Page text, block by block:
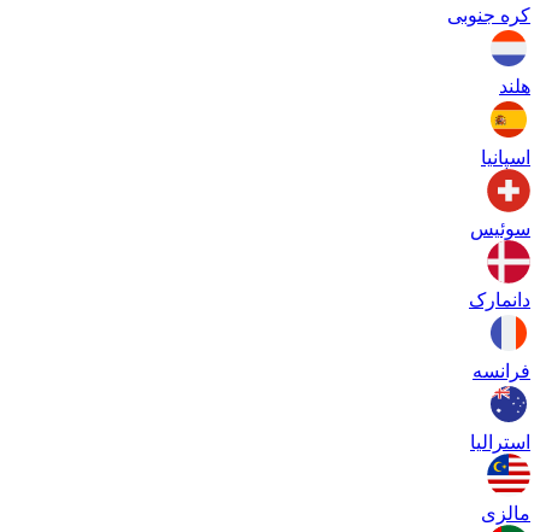
کره جنوبی
هلند
اسپانیا
سوئیس
دانمارک
فرانسه
استرالیا
مالزی